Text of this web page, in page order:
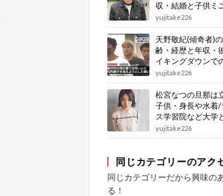
収・結婚と子供ミ
とめ
yujitake226
天野敬紀(傾奇者)
齢・経歴と年収・
イキングダウンで
捕もまとめ
yujitake226
松宮なつの旦那は
子供・身長や水着/
ス学習院など大学
yujitake226
同じカテゴリーのアク
同じカテゴリーだから興味の
る！